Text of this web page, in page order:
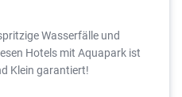
Wasserfälle und
Hotels mit Aquapark ist
Klein garantiert!